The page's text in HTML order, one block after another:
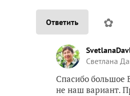
Ответить ✿
Светлана
Спасибо большое
не наш вариант.